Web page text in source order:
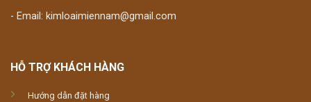
- Email: kimloaimiennam@gmail.com
HỖ TRỢ KHÁCH HÀNG
Hướng dẫn đặt hàng